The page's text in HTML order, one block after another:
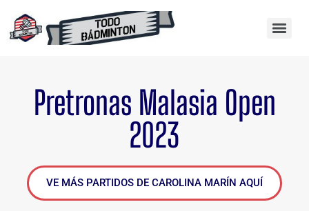
Pretronas Malasia Open
2023
VE MÁS PARTIDOS DE CAROLINA MARÍN AQUÍ